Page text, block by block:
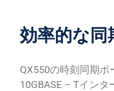
効率的な同
QX550の時刻同期ポ
10GBASE – Tイン